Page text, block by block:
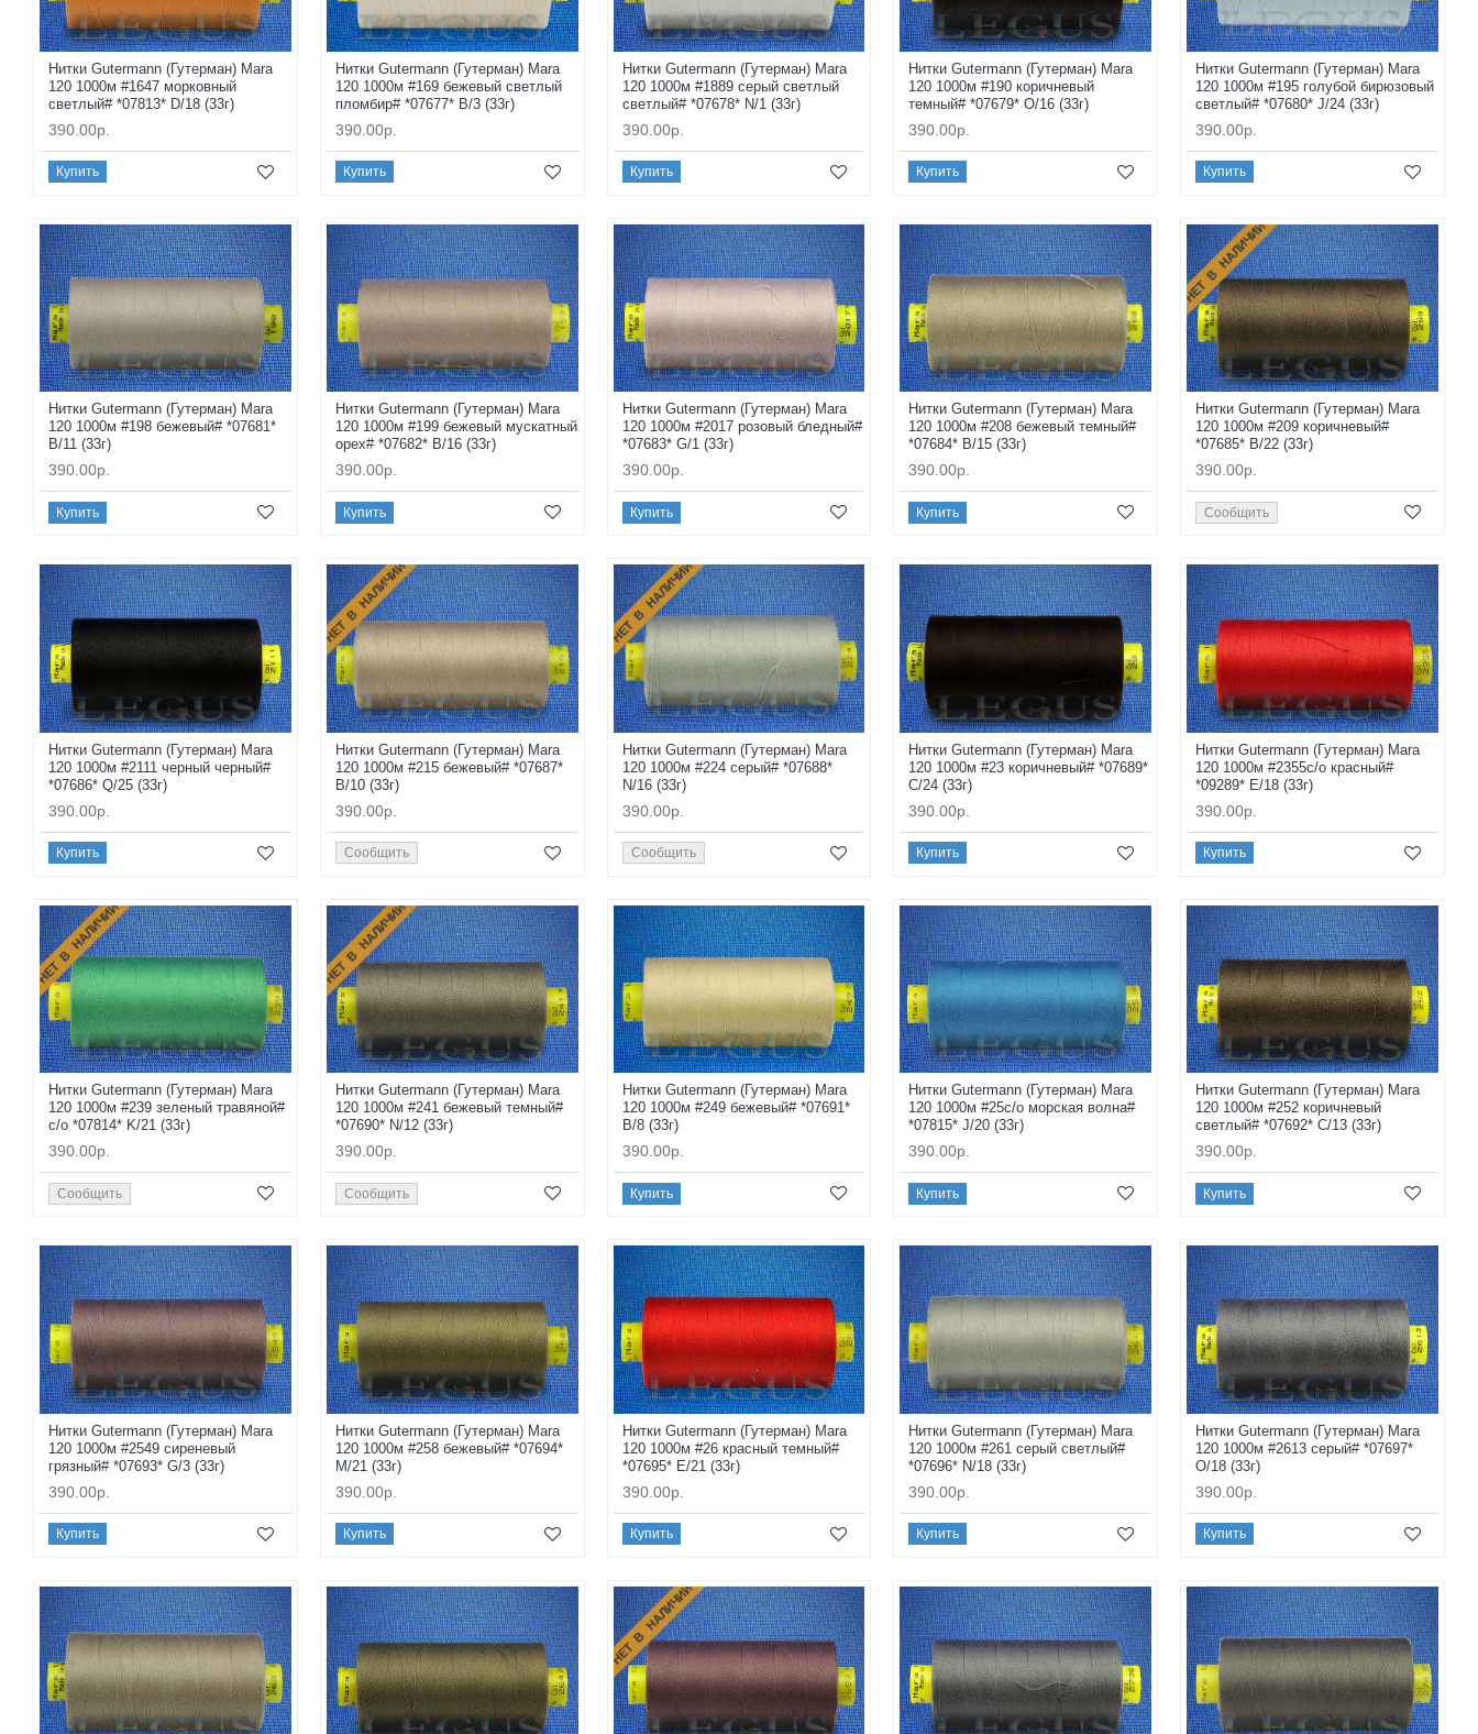
Нитки Gutermann (Гутерман) Mara
120 1000м #1647 морковный
светлый# *07813* D/18 (33г)
390.00р.
Купить
Нитки Gutermann (Гутерман) Mara
120 1000м #169 бежевый светлый
пломбир# *07677* B/3 (33г)
390.00р.
Купить
Нитки Gutermann (Гутерман) Mara
120 1000м #1889 серый светлый
светлый# *07678* N/1 (33г)
390.00р.
Купить
Нитки Gutermann (Гутерман) Mara
120 1000м #190 коричневый
темный# *07679* O/16 (33г)
390.00р.
Купить
Нитки Gutermann (Гутерман) Mara
120 1000м #195 голубой бирюзовый
светлый# *07680* J/24 (33г)
390.00р.
Купить
Нитки Gutermann (Гутерман) Mara
120 1000м #198 бежевый# *07681*
B/11 (33г)
390.00р.
Купить
Нитки Gutermann (Гутерман) Mara
120 1000м #199 бежевый мускатный
орех# *07682* B/16 (33г)
390.00р.
Купить
Нитки Gutermann (Гутерман) Mara
120 1000м #2017 розовый бледный#
*07683* G/1 (33г)
390.00р.
Купить
Нитки Gutermann (Гутерман) Mara
120 1000м #208 бежевый темный#
*07684* B/15 (33г)
390.00р.
Купить
НЕТ В НАЛИЧИИ
Нитки Gutermann (Гутерман) Mara
120 1000м #209 коричневый#
*07685* B/22 (33г)
390.00р.
Сообщить
Нитки Gutermann (Гутерман) Mara
120 1000м #2111 черный черный#
*07686* Q/25 (33г)
390.00р.
Купить
НЕТ В НАЛИЧИИ
Нитки Gutermann (Гутерман) Mara
120 1000м #215 бежевый# *07687*
B/10 (33г)
390.00р.
Сообщить
НЕТ В НАЛИЧИИ
Нитки Gutermann (Гутерман) Mara
120 1000м #224 серый# *07688*
N/16 (33г)
390.00р.
Сообщить
Нитки Gutermann (Гутерман) Mara
120 1000м #23 коричневый# *07689*
C/24 (33г)
390.00р.
Купить
Нитки Gutermann (Гутерман) Mara
120 1000м #2355с/о красный#
*09289* E/18 (33г)
390.00р.
Купить
НЕТ В НАЛИЧИИ
Нитки Gutermann (Гутерман) Mara
120 1000м #239 зеленый травяной#
с/о *07814* K/21 (33г)
390.00р.
Сообщить
НЕТ В НАЛИЧИИ
Нитки Gutermann (Гутерман) Mara
120 1000м #241 бежевый темный#
*07690* N/12 (33г)
390.00р.
Сообщить
Нитки Gutermann (Гутерман) Mara
120 1000м #249 бежевый# *07691*
B/8 (33г)
390.00р.
Купить
Нитки Gutermann (Гутерман) Mara
120 1000м #25с/о морская волна#
*07815* J/20 (33г)
390.00р.
Купить
Нитки Gutermann (Гутерман) Mara
120 1000м #252 коричневый
светлый# *07692* C/13 (33г)
390.00р.
Купить
Нитки Gutermann (Гутерман) Mara
120 1000м #2549 сиреневый
грязный# *07693* G/3 (33г)
390.00р.
Купить
Нитки Gutermann (Гутерман) Mara
120 1000м #258 бежевый# *07694*
M/21 (33г)
390.00р.
Купить
Нитки Gutermann (Гутерман) Mara
120 1000м #26 красный темный#
*07695* E/21 (33г)
390.00р.
Купить
Нитки Gutermann (Гутерман) Mara
120 1000м #261 серый светлый#
*07696* N/18 (33г)
390.00р.
Купить
Нитки Gutermann (Гутерман) Mara
120 1000м #2613 серый# *07697*
O/18 (33г)
390.00р.
Купить
НЕТ В НАЛИЧИИ